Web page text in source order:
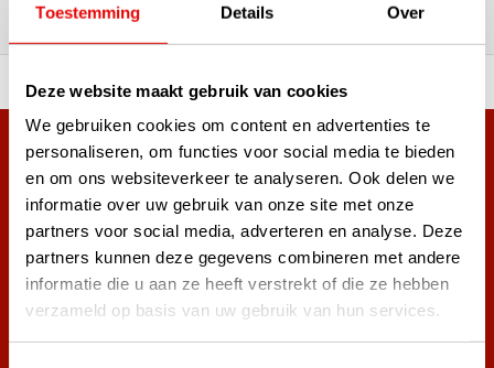
Toestemming Details Over
Deze website maakt gebruik van cookies
We gebruiken cookies om content en advertenties te
personaliseren, om functies voor social media te bieden
en om ons websiteverkeer te analyseren. Ook delen we
informatie over uw gebruik van onze site met onze
partners voor social media, adverteren en analyse. Deze
partners kunnen deze gegevens combineren met andere
informatie die u aan ze heeft verstrekt of die ze hebben
verzameld op basis van uw gebruik van hun services.
say
of premium brands!
+38,000 customers have already subscribed.
Sign up for the newsletter and never miss out on the best
golf deals!